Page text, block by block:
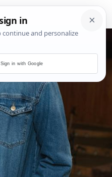
Sign in with Google